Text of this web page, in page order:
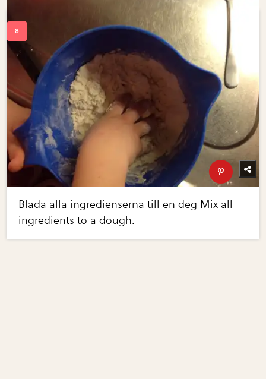
Blada alla ingredienserna till en deg Mix all
ingredients to a dough.